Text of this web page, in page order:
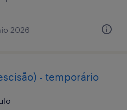
2026
- temporário